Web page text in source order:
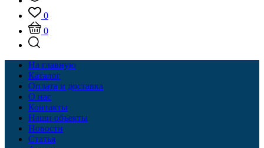
0
0
На главную
Каталог
Оплата и доставка
О нас
Контакты
Наши объекты
Новости
Статья